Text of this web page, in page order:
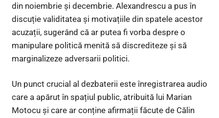
din noiembrie și decembrie. Alexandrescu a pus în
discuție validitatea și motivațiile din spatele acestor
acuzații, sugerând că ar putea fi vorba despre o
manipulare politică menită să discrediteze și să
marginalizeze adversarii politici.
Un punct crucial al dezbaterii este înregistrarea audio
care a apărut în spațiul public, atribuită lui Marian
Motocu și care ar conține afirmații făcute de Călin